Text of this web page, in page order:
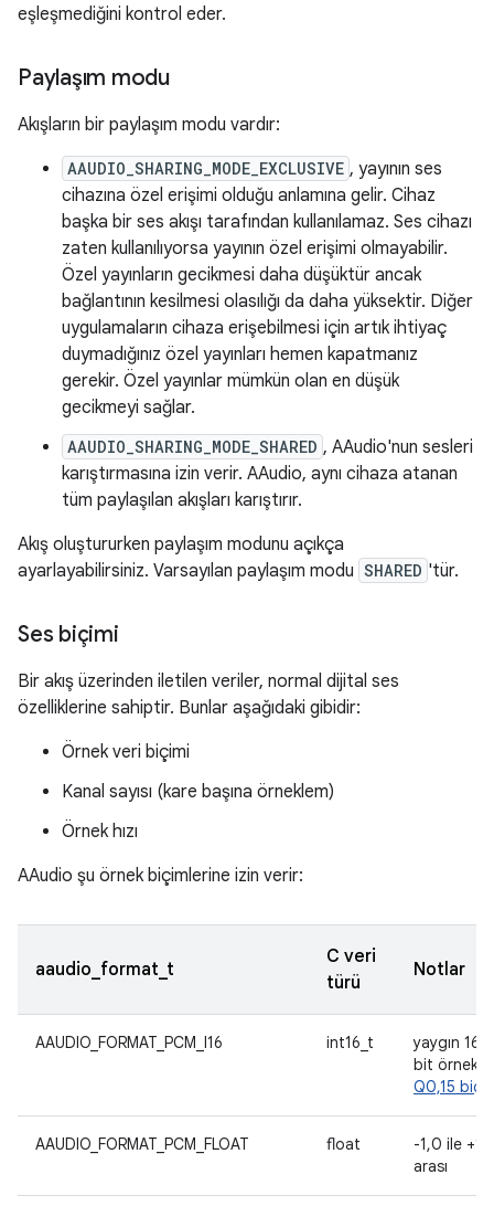
eşleşmediğini kontrol eder.
Paylaşım modu
Akışların bir paylaşım modu vardır:
AAUDIO_SHARING_MODE_EXCLUSIVE , yayının ses
cihazına özel erişimi olduğu anlamına gelir. Cihaz
başka bir ses akışı tarafından kullanılamaz. Ses cihazı
zaten kullanılıyorsa yayının özel erişimi olmayabilir.
Özel yayınların gecikmesi daha düşüktür ancak
bağlantının kesilmesi olasılığı da daha yüksektir. Diğer
uygulamaların cihaza erişebilmesi için artık ihtiyaç
duymadığınız özel yayınları hemen kapatmanız
gerekir. Özel yayınlar mümkün olan en düşük
gecikmeyi sağlar.
AAUDIO_SHARING_MODE_SHARED , AAudio'nun sesleri
karıştırmasına izin verir. AAudio, aynı cihaza atanan
tüm paylaşılan akışları karıştırır.
Akış oluştururken paylaşım modunu açıkça
ayarlayabilirsiniz. Varsayılan paylaşım modu SHARED 'tür.
Ses biçimi
Bir akış üzerinden iletilen veriler, normal dijital ses
özelliklerine sahiptir. Bunlar aşağıdaki gibidir:
Örnek veri biçimi
Kanal sayısı (kare başına örneklem)
Örnek hızı
AAudio şu örnek biçimlerine izin verir:
aaudio_format_t
C veri
türü
Notlar
AAUDIO_FORMAT_PCM_I16 int16_t
yaygın 16
bit
Q0,15
AAUDIO_FORMAT_PCM_FLOAT float
-1,0 ile
arası